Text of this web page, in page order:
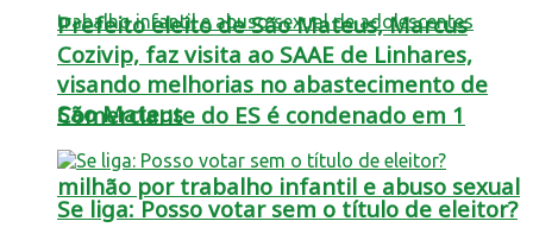
Comerciante do ES é condenado em 1
milhão por trabalho infantil e abuso sexual
Prefeito eleito de São Mateus, Marcus
Cozivip, faz visita ao SAAE de Linhares,
visando melhorias no abastecimento de
São Mateus
Se liga: Posso votar sem o título de eleitor?